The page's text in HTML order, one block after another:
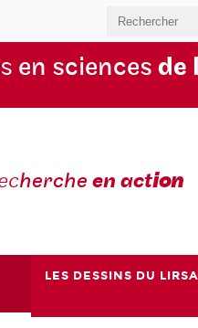
en sciences de
herche en action
LES DESSINS DU LIRSA